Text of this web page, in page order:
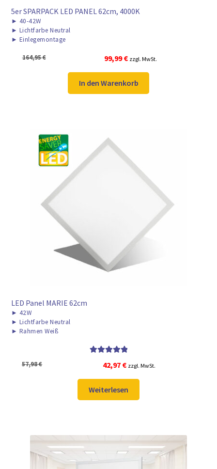
5er SPARPACK LED PANEL 62cm, 4000K
► 40-42W
► Lichtfarbe Neutral
► Einlegemontage
164,95€
Ursprünglicher
Preis
war:
164,95 €
99,99€Aktueller
Preis
ist:
99,99 €.
zzgl. MwSt.
In den Warenkorb
LED Panel MARIE 62cm
► 42W
► Lichtfarbe Neutral
► Rahmen Weiß
von 5
57,98€
Ursprünglicher
war:
57,98 €
42,97 €Aktueller
ist:
42,97 €.
zzgl. MwSt.
Weiterlesen